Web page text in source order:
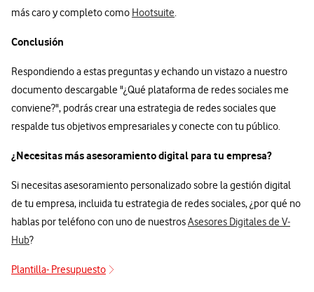
más caro y completo como Hootsuite.
Conclusión
Respondiendo a estas preguntas y echando un vistazo a nuestro
documento descargable "¿Qué plataforma de redes sociales me
conviene?", podrás crear una estrategia de redes sociales que
respalde tus objetivos empresariales y conecte con tu público.
¿Necesitas más asesoramiento digital para tu empresa?
Si necesitas asesoramiento personalizado sobre la gestión digital
de tu empresa, incluida tu estrategia de redes sociales, ¿por qué no
hablas por teléfono con uno de nuestrosAsesores Digitales de V-
Hub?
Plantilla- Presupuesto